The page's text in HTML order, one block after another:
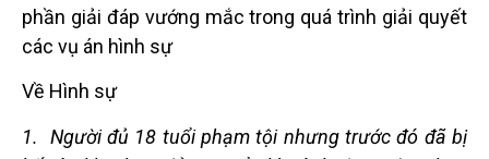
phần giải đáp vướng mắc trong quá trình giải quyết
các vụ án hình sự
Về Hình sự
1. Người đủ 18 tuổi phạm tội nhưng trước đó đã bị